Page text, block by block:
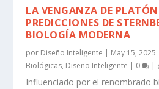
LA VENGANZA DE
PREDICCIONES DE
BIOLOGÍA MODERNA
por Diseño Inteligente | May 15, 2025
Biológicas, Diseño Inteligente | 0 |
Influenciado por el renombrado